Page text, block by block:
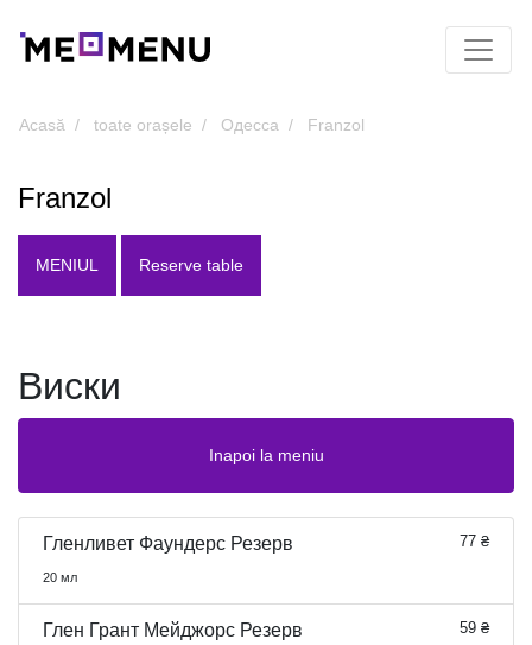
Acasă toate orașele Одесса Franzol
Franzol
MENIUL Reserve table
Виски
Гленливет Фаундерс Резерв 77 ₴
20 мл
Глен Грант Мейджорс Резерв 59 ₴
Inapoi la meniu